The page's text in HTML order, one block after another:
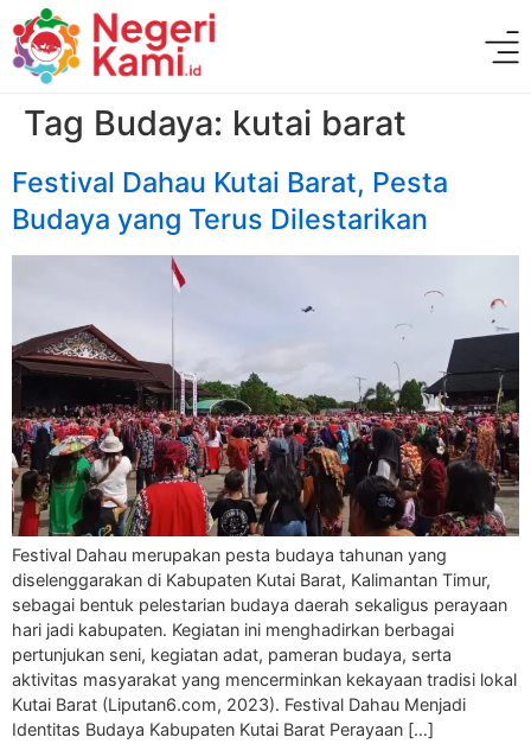
Tag Budaya: kutai barat
Festival Dahau Kutai Barat, Pesta
Budaya yang Terus Dilestarikan
Festival Dahau merupakan pesta budaya tahunan yang
diselenggarakan di Kabupaten Kutai Barat, Kalimantan Timur,
sebagai bentuk pelestarian budaya daerah sekaligus perayaan
hari jadi kabupaten. Kegiatan ini menghadirkan berbagai
pertunjukan seni, kegiatan adat, pameran budaya, serta
aktivitas masyarakat yang mencerminkan kekayaan tradisi lokal
Kutai Barat (Liputan6.com, 2023). Festival Dahau Menjadi
Identitas Budaya Kabupaten Kutai Barat Perayaan […]